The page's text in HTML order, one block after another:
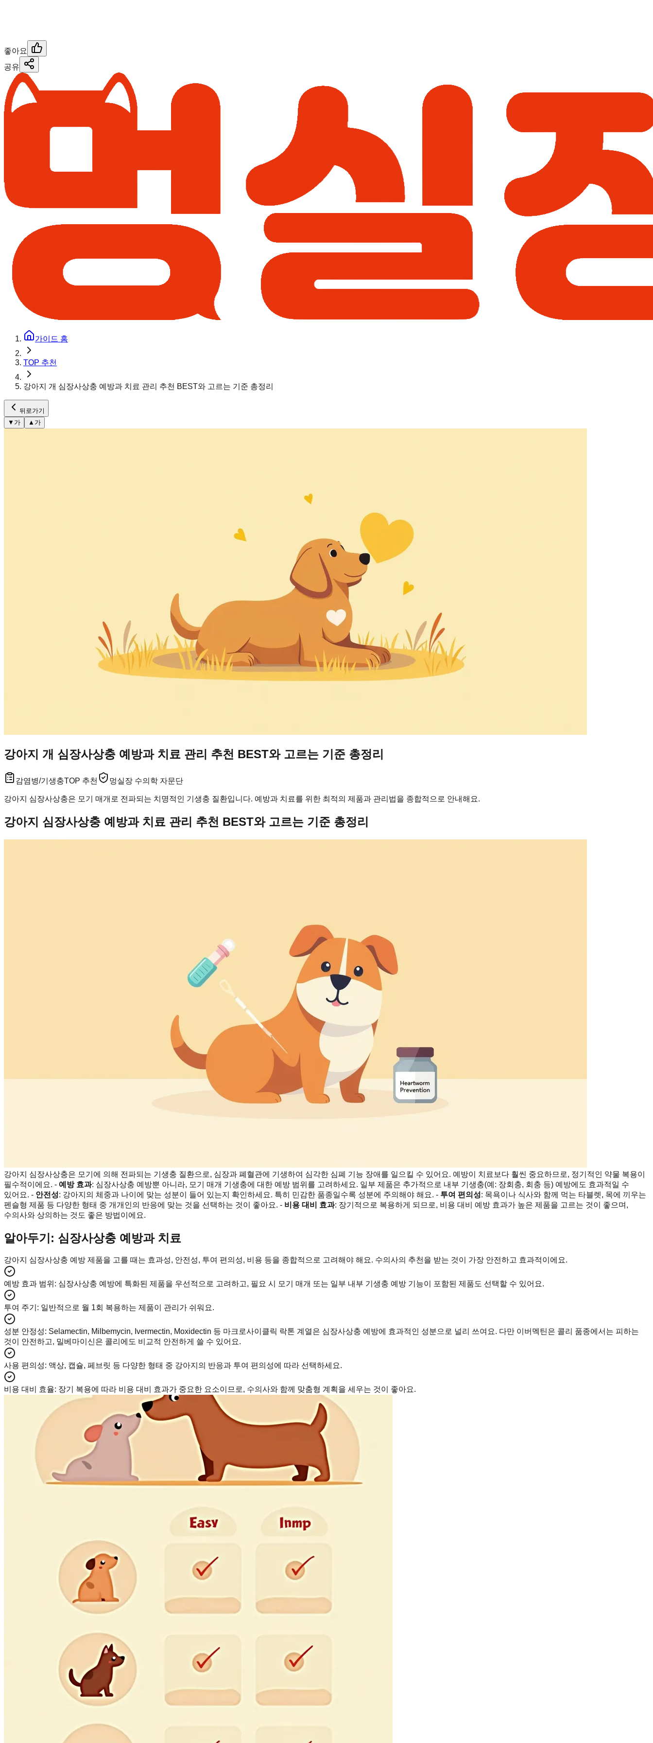
좋아요
공유
가이드 홈
TOP 추천
강아지 개 심장사상충 예방과 치료 관리 추천 BEST와 고르는 기준 총정리
뒤로가기
▼ 가 ▲ 가
강아지 개 심장사상충 예방과 치료 관리 추천 BEST와 고르는 기준 총정리
감염병/기생충TOP 추천 멍실장 수의학 자문단
강아지 심장사상충은 모기 매개로 전파되는 치명적인 기생충 질환입니다. 예방과 치료를 위한 최적의 제품과 관리법을 종합적으로 안내해요.
강아지 심장사상충 예방과 치료 관리 추천 BEST와 고르는 기준 총정리
강아지 심장사상충은 모기에 의해 전파되는 기생충 질환으로, 심장과 폐혈관에 기생하여 심각한 심폐 기능 장애를 일으킬 수 있어요. 예방이 치료보다 훨씬 중요하므로, 정기적인 약물 복용이
필수적이에요. - 예방 효과: 심장사상충 예방뿐 아니라, 모기 매개 기생충에 대한 예방 범위를 고려하세요. 일부 제품은 추가적으로 내부 기생충(예: 장회충, 회충 등) 예방에도 효과적일 수
있어요. - 안전성: 강아지의 체중과 나이에 맞는 성분이 들어 있는지 확인하세요. 특히 민감한 품종일수록 성분에 주의해야 해요. - 투여 편의성: 목욕이나 식사와 함께 먹는 타블렛, 목에 끼우는
펜슬형 제품 등 다양한 형태 중 개개인의 반응에 맞는 것을 선택하는 것이 좋아요. - 비용 대비 효과: 장기적으로 복용하게 되므로, 비용 대비 예방 효과가 높은 제품을 고르는 것이 좋으며,
수의사와 상의하는 것도 좋은 방법이에요.
알아두기: 심장사상충 예방과 치료
강아지 심장사상충 예방 제품을 고를 때는 효과성, 안전성, 투여 편의성, 비용 등을 종합적으로 고려해야 해요. 수의사의 추천을 받는 것이 가장 안전하고 효과적이에요.
예방 효과 범위 : 심장사상충 예방에 특화된 제품을 우선적으로 고려하고, 필요 시 모기 매개 또는 일부 내부 기생충 예방 기능이 포함된 제품도 선택할 수 있어요.
투여 주기 : 일반적으로 월 1회 복용하는 제품이 관리가 쉬워요.
성분 안정성: Selamectin, Milbemycin, Ivermectin, Moxidectin 등 마크로사이클릭 락톤 계열은 심장사상충 예방에 효과적인 성분으로 널리 쓰여요. 다만 이버멕틴은 콜리 품종에서는 피하는
것이 안전하고, 밀베마이신은 콜리에도 비교적 안전하게 쓸 수 있어요.
사용 편의성: 액상, 캡슐, 페브릿 등 다양한 형태 중 강아지의 반응과 투여 편의성에 따라 선택하세요.
비용 대비 효율: 장기 복용에 따라 비용 대비 효과가 중요한 요소이므로, 수의사와 함께 맞춤형 계획을 세우는 것이 좋아요.